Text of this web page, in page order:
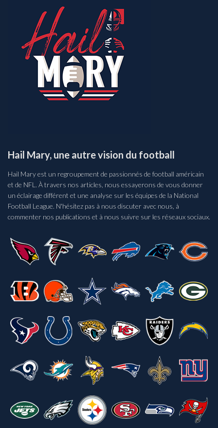
Hail Mary, une autre vision du football
Hail Mary est un regroupement de passionnés de football américain
et de NFL. À travers nos articles, nous essayerons de vous donner
un éclairage différent et une analyse sur les équipes de la National
Football League. N'hésitez pas à nous discuter avec nous, à
commenter nos publications et à nous suivre sur les réseaux sociaux.